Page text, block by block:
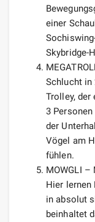
einer
Skybridge-
Schlucht in
Trolley,
3
der
Vögel am
fühlen.
MOWGLI
Hier lernen
in absolut
beinhaltet